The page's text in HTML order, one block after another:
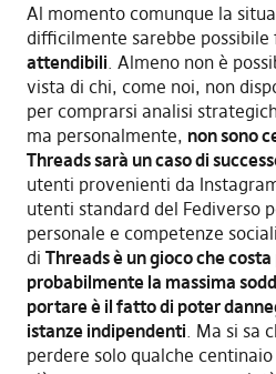
Al momento comunque la
difficilmente sarebbe possibile
attendibili . Almeno non è
vista di chi, come noi, non
per comprarsi analisi
ma personalmente, non sono
Threads sarà un caso di
utenti provenienti da
utenti standard del Fediverso
personale e competenze
di Threads è un gioco che
probabilmente la massima
portare è il fatto di poter
istanze indipendenti . Ma si sa
perdere solo qualche